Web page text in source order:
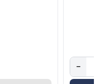
−